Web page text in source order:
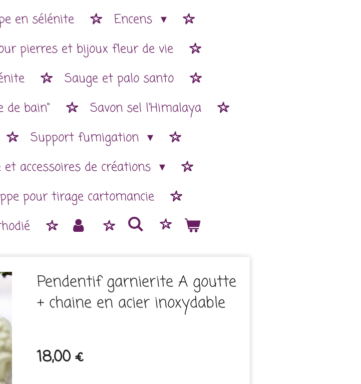
en sélénite
Encens
pierres et bijoux fleur de vie
Sauge et palo santo
de bain"
Savon sel l'Himalaya
Support fumigation
accessoires de créations
pour tirage cartomancie
Pendentif garnierite A goutte
+ chaine en acier inoxydable
18,00 €